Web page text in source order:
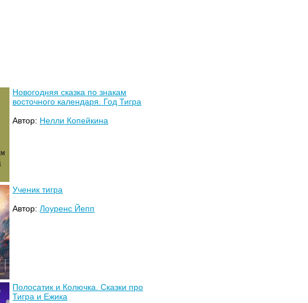
Новогодняя сказка по знакам
восточного календаря. Год Тигра
Автор: Нелли Копейкина
Ученик тигра
Автор:Лоуренс Йепп
Полосатик и Колючка. Сказки про
Тигра и Ежика